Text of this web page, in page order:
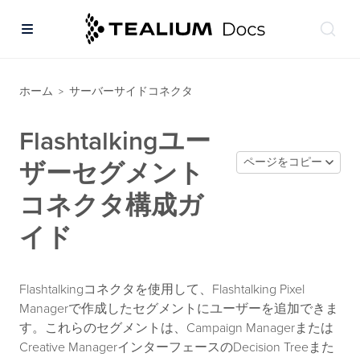
ホーム > サーバーサイドコネクタ
Flashtalkingユー
ザーセグメント
コネクタ構成ガ
イド
ページをコピー
Flashtalkingコネクタを使用して、Flashtalking Pixel
Managerで作成したセグメントにユーザーを追加できま
す。これらのセグメントは、Campaign Managerまたは
Creative ManagerインターフェースのDecision Treeまた